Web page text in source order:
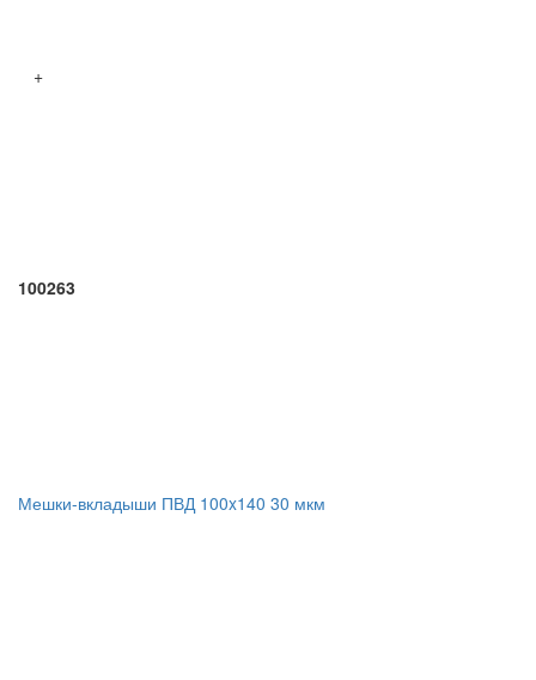
+
100263
Мешки-вкладыши ПВД 100x140 30 мкм